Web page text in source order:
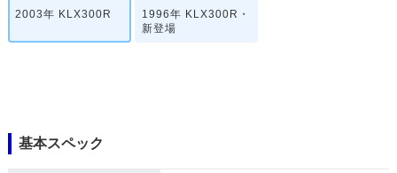
2003年 KLX300R
1996年 KLX300R・
新登場
基本スペック